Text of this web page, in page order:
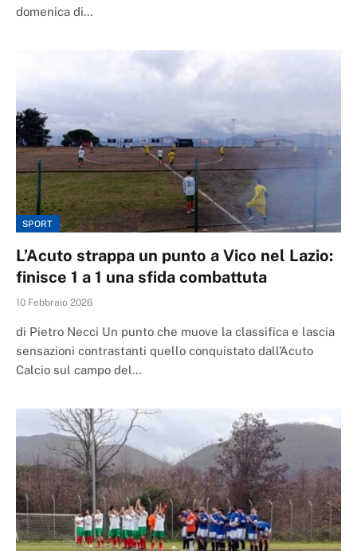
domenica di…
SPORT
L’Acuto strappa un punto a Vico nel Lazio:
finisce 1 a 1 una sfida combattuta
10 Febbraio 2026
di Pietro Necci Un punto che muove la classifica e lascia
sensazioni contrastanti quello conquistato dall’Acuto
Calcio sul campo del…